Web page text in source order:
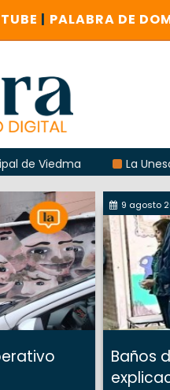
| PALABRA DE
La Unesco pidió
Feria
9 agosto
Baños